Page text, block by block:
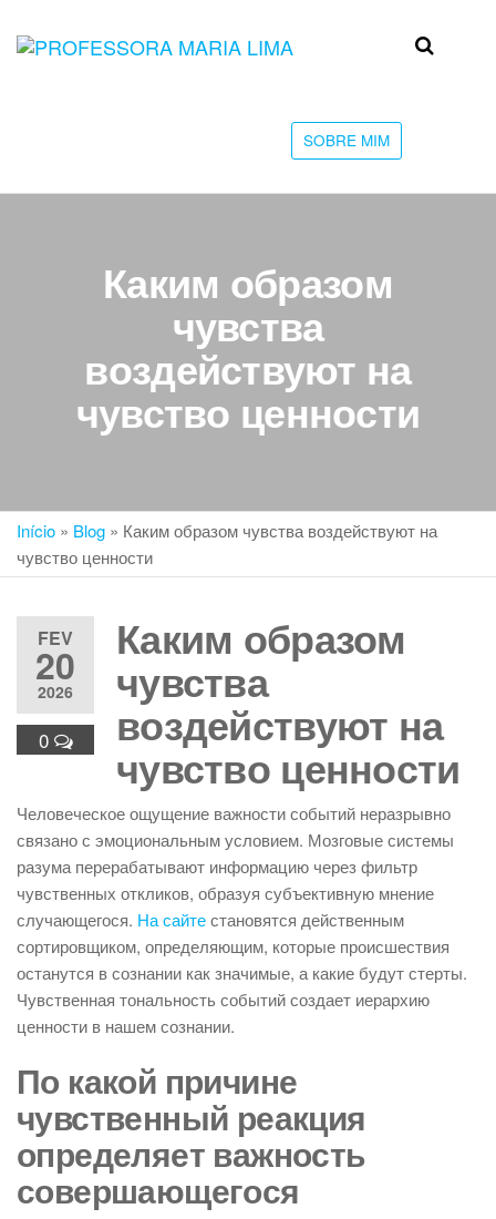
Professora
faculdade
SOBRE MIM
Каким образом
чувства
воздействуют на
чувство ценности
Início » Blog » Каким образом чувства воздействуют на
чувство ценности
FEV
20
2026
0
Каким образом
чувства
воздействуют на
чувство ценности
Человеческое ощущение важности событий неразрывно
связано с эмоциональным условием. Мозговые системы
разума перерабатывают информацию через фильтр
чувственных откликов, образуя субъективную мнение
случающегося. На сайтестановятся действенным
сортировщиком, определяющим, которые происшествия
останутся в сознании как значимые, а какие будут стерты.
Чувственная тональность событий создает иерархию
ценности в нашем сознании.
По какой причине
чувственный реакция
определяет важность
совершающегося